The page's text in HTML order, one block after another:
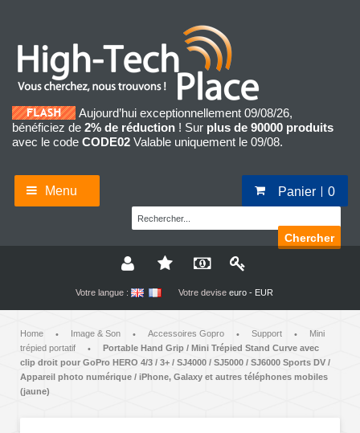
Aujourd’hui exceptionnellement 09/08/26,
bénéficiez de 2% de réduction ! Sur plus de 90000 produits
avec le code CODE02 Valable uniquement le 09/08.
Menu Panier 0
Chercher
Votre langue : Votre devise euro - EUR
Home • Image & Son • Accessoires Gopro • Support •
Mini
trépied portatif
•
Portable Hand Grip / Mini Trépied Stand Curve avec
clip droit pour GoPro HERO 4/3 / 3+ / SJ4000 / SJ5000 / SJ6000 Sports DV /
Appareil photo numérique / iPhone, Galaxy et autres téléphones mobiles
(jaune)